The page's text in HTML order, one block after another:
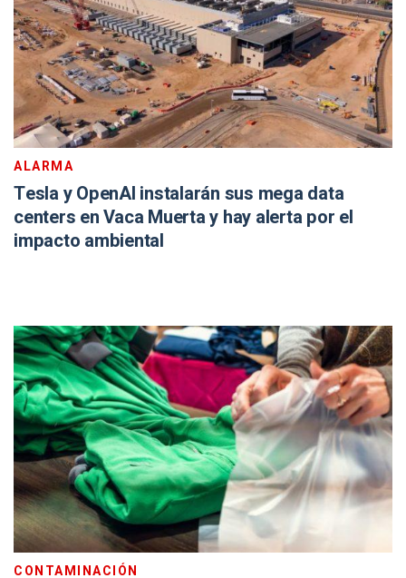
ALARMA
Tesla y OpenAI instalarán sus mega data
centers en Vaca Muerta y hay alerta por el
impacto ambiental
CONTAMINACIÓN